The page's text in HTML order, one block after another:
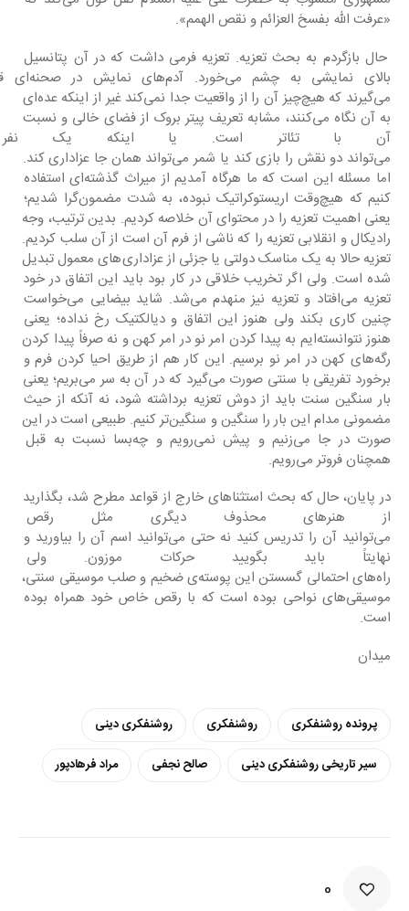
«عرفت الله بفسخ العزائم و نقص الهمم».
حال بازگردم به بحث تعزیه. تعزیه فرمی داشت که در آن پتانسیل
بالای نمایشی به چشم می‌خورد.
می‌گیرند که هیچ‌چیز آن را از واقعیت جدا نمی‌کند غیر از اینکه عده‌ای
به آن نگاه می‌کنند، مشابه تعریف پیتر بروک از فضای خالی و نسبت
آن با تئاتر است. یا اینکه یک
می‌تواند دو نقش را بازی کند یا شمر می‌تواند همان جا عزاداری کند.
اما مسئله این است که ما هرگاه آمدیم از میراث گذشته‌ای استفاده
کنیم که هیچ‌وقت اریستوکراتیک نبوده، به شدت مضمون‌گرا شدیم؛
یعنی اهمیت تعزیه را در محتوای آن خلاصه کردیم. بدین ترتیب، وجه
رادیکال و انقلابی تعزیه را که ناشی از فرم آن است از آن سلب کردیم.
تعزیه حالا به یک مناسک دولتی یا جزئی از عزاداری‌های معمول تبدیل
شده است. ولی اگر تخریب خلاقی در کار بود باید این اتفاق در خود
تعزیه می‌افتاد و تعزیه نیز منهدم می‌شد. شاید بیضایی می‌خواست
چنین کاری بکند ولی هنوز این اتفاق و دیالکتیک رخ نداده؛ یعنی
هنوز نتوانسته‌ایم به پیدا کردن امر نو در امر کهن و نه صرفاً پیدا کردن
رگه‌های کهن در امر نو برسیم. این کار هم از طریق احیا کردن فرم و
برخورد تفریقی با سنتی صورت می‌گیرد که در آن به سر می‌بریم؛ یعنی
بار سنگین سنت باید از دوش تعزیه برداشته شود، نه آنکه از حیث
مضمونی مدام این بار را سنگین و سنگین‌تر کنیم. طبیعی است در این
صورت در جا می‌زنیم و پیش نمی‌رویم و چه‌بسا نسبت به قبل
همچنان فروتر می‌رویم.
در پایان، حال که بحث استثناهای خارج از قواعد مطرح شد، بگذارید
از هنرهای محذوف دیگری مثل
می‌توانید آن را تدریس کنید نه حتی می‌توانید اسم آن را بیاورید و
نهایتاً باید بگویید حرکات
راه‌های احتمالی گسستن این پوسته‌ی ضخیم و صلب موسیقی سنتی،
موسیقی‌های نواحی بوده است که با رقص خاص خود همراه بوده
است.
میدان
پرونده روشنفکری روشنفکری
روشنفکری دینی
سیر تاریخی روشنفکری دینی
صالح نجفی مراد فرهادپور
0